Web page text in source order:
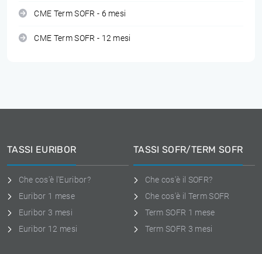
CME Term SOFR - 6 mesi
CME Term SOFR - 12 mesi
TASSI EURIBOR
Che cos'è l'Euribor?
Euribor 1 mese
Euribor 3 mesi
Euribor 12 mesi
TASSI SOFR/TERM SOFR
Che cos'è il SOFR?
Che cos'è il Term SOFR
Term SOFR 1 mese
Term SOFR 3 mesi